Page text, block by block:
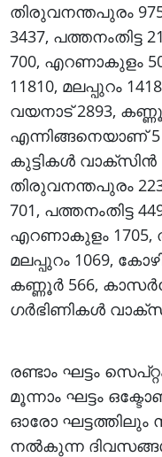
തിരുവനന്തപുരം
3437, പത്തനംതിട്ട
700, എറണാകുളം
11810, മലപ്പുറം
വയനാട് 2893,
എന്നിങ്ങനെയാണ്
കുട്ടികള്‍ വാക്‌സിന്‍
തിരുവനന്തപുരം
701, പത്തനംതിട്ട
എറണാകുളം 1705,
മലപ്പുറം 1069,
കണ്ണൂര്‍ 566,
ഗര്‍ഭിണികള്‍
രണ്ടാം ഘട്ടം
മൂന്നാം ഘട്ടം
ഓരോ
നല്‍കുന്ന